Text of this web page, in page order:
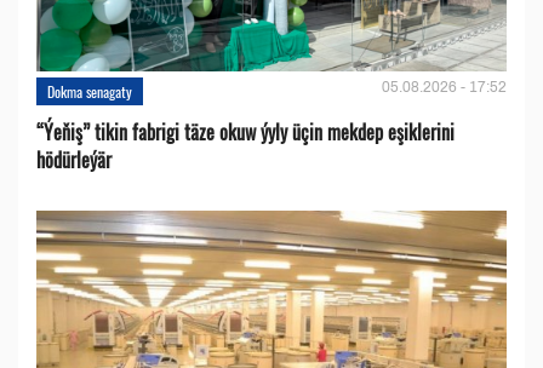
Dokma senagaty 05.08.2026 - 17:52
“Ýeňiş” tikin fabrigi täze okuw ýyly üçin mekdep eşiklerini
hödürleýär